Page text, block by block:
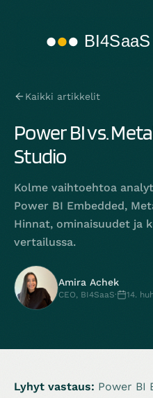
Kaikki artikkelit
Power BI vs.
Studio
Kolme vaihtoehtoa
Power BI Embedded,
Hinnat, ominaisuudet ja
vertailussa.
Amira Achek
CEO, BI4SaaS· 14.
Lyhyt vastaus: Power BI